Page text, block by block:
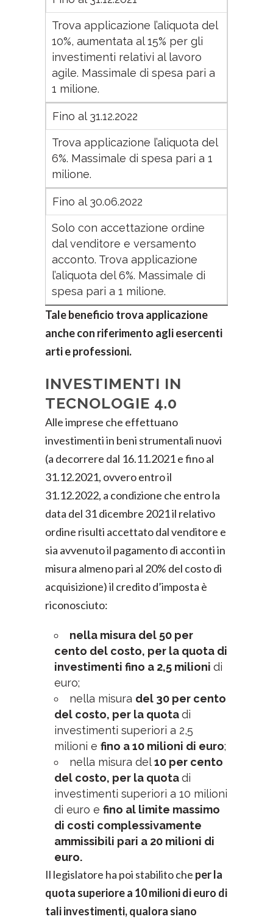
Trova applicazione l’aliquota del
10%, aumentata al 15% per gli
investimenti relativi al lavoro
agile. Massimale di spesa pari a
1 milione.
Fino al 31.12.2022
Trova applicazione l’aliquota del
6%. Massimale di spesa pari a 1
milione.
Fino al 30.06.2022
Solo con accettazione ordine
dal venditore e versamento
acconto. Trova applicazione
l’aliquota del 6%. Massimale di
spesa pari a 1 milione.
Tale beneficio trova applicazione
anche con riferimento agli esercenti
arti e professioni.
INVESTIMENTI IN
TECNOLOGIE 4.0
Alle imprese che effettuano
investimenti in beni strumentali nuovi
(a decorrere dal 16.11.2021 e fino al
31.12.2021, ovvero entro il
31.12.2022, a condizione che entro la
data del 31 dicembre 2021 il relativo
ordine risulti accettato dal venditore e
sia avvenuto il pagamento di acconti in
misura almeno pari al 20% del costo di
acquisizione) il credito d’imposta è
riconosciuto:
nella misura del 50 per
cento del costo, per la quota di
investimenti fino a 2,5 milioni di
euro;
nella misura del 30 per cento
del costo, per la quotadi
investimenti superiori a 2,5
milioni e fino a 10 milioni di euro;
nella misura del10 per cento
del costo, per la quotadi
investimenti superiori a 10 milioni
di euro e fino al limite massimo
di costi complessivamente
ammissibili pari a 20 milioni di
euro.
Il legislatore ha poi stabilito che per la
quota superiore a 10 milioni di euro di
tali investimenti, qualora siano